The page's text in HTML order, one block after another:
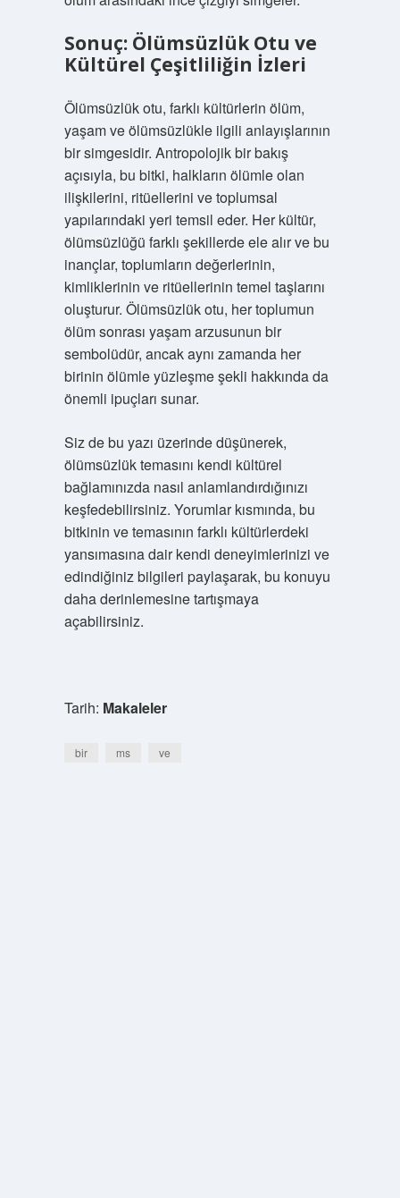
Sonuç: Ölümsüzlük Otu ve
Kültürel Çeşitliliğin İzleri
Ölümsüzlük otu, farklı kültürlerin ölüm,
yaşam ve ölümsüzlükle ilgili anlayışlarının
bir simgesidir. Antropolojik bir bakış
açısıyla, bu bitki, halkların ölümle olan
ilişkilerini, ritüellerini ve toplumsal
yapılarındaki yeri temsil eder. Her kültür,
ölümsüzlüğü farklı şekillerde ele alır ve bu
inançlar, toplumların değerlerinin,
kimliklerinin ve ritüellerinin temel taşlarını
oluşturur. Ölümsüzlük otu, her toplumun
ölüm sonrası yaşam arzusunun bir
sembolüdür, ancak aynı zamanda her
birinin ölümle yüzleşme şekli hakkında da
önemli ipuçları sunar.
Siz de bu yazı üzerinde düşünerek,
ölümsüzlük temasını kendi kültürel
bağlamınızda nasıl anlamlandırdığınızı
keşfedebilirsiniz. Yorumlar kısmında, bu
bitkinin ve temasının farklı kültürlerdeki
yansımasına dair kendi deneyimlerinizi ve
edindiğiniz bilgileri paylaşarak, bu konuyu
daha derinlemesine tartışmaya
açabilirsiniz.
Tarih: Makaleler
bir ms ve